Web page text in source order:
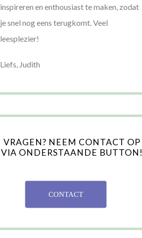
inspireren en enthousiast te maken, zodat
je snel nog eens terugkomt. Veel
leesplezier!
Liefs, Judith
VRAGEN? NEEM CONTACT OP
VIA ONDERSTAANDE BUTTON!
CONTACT